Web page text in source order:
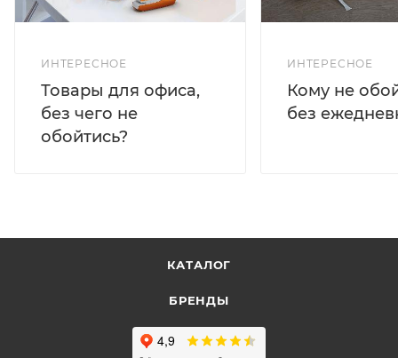
ИНТЕРЕСНОЕ
Товары для офиса,
без чего не
обойтись?
ИНТЕРЕСНОЕ
Кому не
без
КАТАЛОГ
БРЕНДЫ